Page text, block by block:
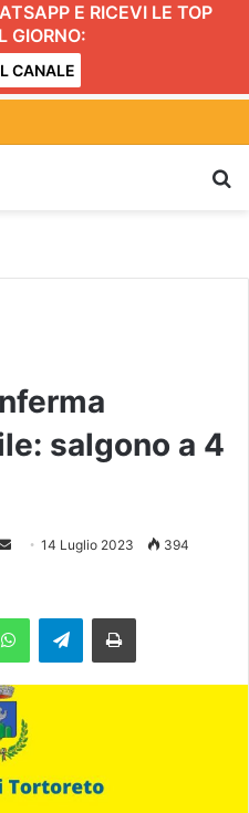
E RICEVI LE TOP
GIORNO:
CANALE
salgono a 4
a
n
'
e
m
14 Luglio 2023 394
Telegram